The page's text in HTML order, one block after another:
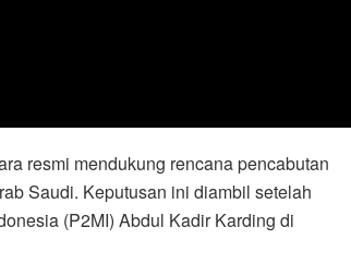
resmi mendukung rencana pencabutan
Saudi. Keputusan ini diambil setelah
(P2MI) Abdul Kadir Karding di